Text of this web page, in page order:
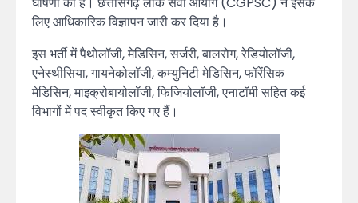
लिए आधिकारिक विज्ञापन जारी कर दिया है।
इस भर्ती में पैथोलॉजी, मेडिसिन, सर्जरी, बालरोग, रेडियोलॉजी,
एनेस्थीसिया, गायनेकोलॉजी, कम्युनिटी मेडिसिन, फॉरेंसिक
मेडिसिन, माइक्रोबायोलॉजी, फिजियोलॉजी, एनाटॉमी सहित कई
विभागों में पद स्वीकृत किए गए हैं।